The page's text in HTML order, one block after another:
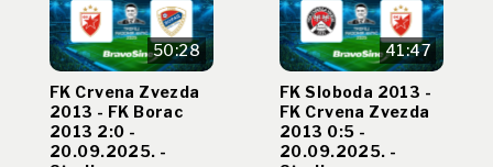
50:28
FK Crvena Zvezda
2013 - FK Borac
2013 2:0 -
20.09.2025. -
41:47
FK Sloboda 2013 -
FK Crvena Zvezda
2013 0:5 -
20.09.2025. -